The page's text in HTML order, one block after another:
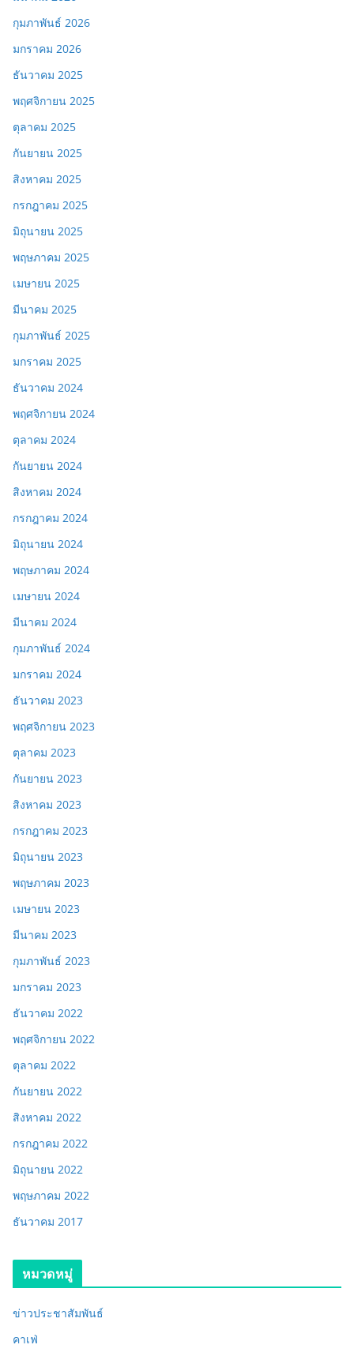
กุมภาพันธ์ 2026
มกราคม 2026
ธันวาคม 2025
พฤศจิกายน 2025
ตุลาคม 2025
กันยายน 2025
สิงหาคม 2025
กรกฎาคม 2025
มิถุนายน 2025
พฤษภาคม 2025
เมษายน 2025
มีนาคม 2025
กุมภาพันธ์ 2025
มกราคม 2025
ธันวาคม 2024
พฤศจิกายน 2024
ตุลาคม 2024
กันยายน 2024
สิงหาคม 2024
กรกฎาคม 2024
มิถุนายน 2024
พฤษภาคม 2024
เมษายน 2024
มีนาคม 2024
กุมภาพันธ์ 2024
มกราคม 2024
ธันวาคม 2023
พฤศจิกายน 2023
ตุลาคม 2023
กันยายน 2023
สิงหาคม 2023
กรกฎาคม 2023
มิถุนายน 2023
พฤษภาคม 2023
เมษายน 2023
มีนาคม 2023
กุมภาพันธ์ 2023
มกราคม 2023
ธันวาคม 2022
พฤศจิกายน 2022
ตุลาคม 2022
กันยายน 2022
สิงหาคม 2022
กรกฎาคม 2022
มิถุนายน 2022
พฤษภาคม 2022
ธันวาคม 2017
หมวดหมู่
ข่าวประชาสัมพันธ์
คาเฟ่